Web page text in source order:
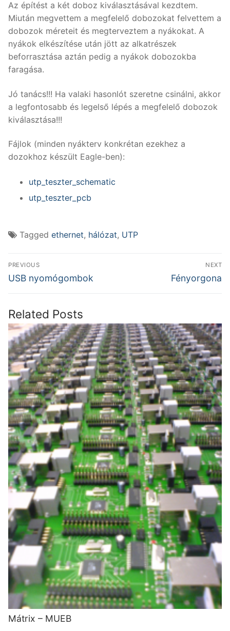
Az építést a két doboz kiválasztásával kezdtem.
Miután megvettem a megfelelő dobozokat felvettem a
dobozok méreteit és megterveztem a nyákokat. A
nyákok elkészítése után jött az alkatrészek
beforrasztása aztán pedig a nyákok dobozokba
faragása.
Jó tanács!!! Ha valaki hasonlót szeretne csinálni, akkor
a legfontosabb és legelső lépés a megfelelő dobozok
kiválasztása!!!
Fájlok (minden nyákterv konkrétan ezekhez a
dozokhoz készült Eagle-ben):
utp_teszter_schematic
utp_teszter_pcb
Tagged ethernet, hálózat, UTP
Bejegyzés
navigáció
PREVIOUS
Previous
USB nyomógombok
NEXT
Next
Fényorgona
Related Posts
Mátrix – MUEB